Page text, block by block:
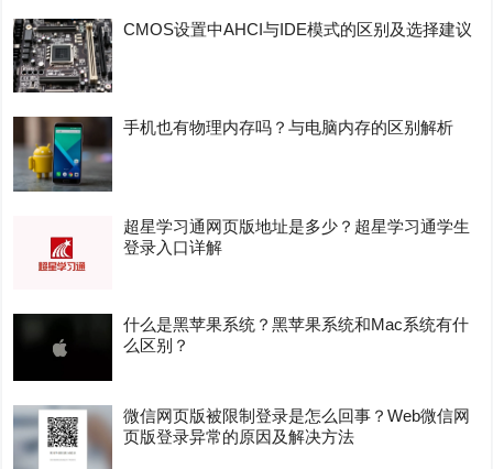
CMOS设置中AHCI与IDE模式的区别及选择建议
手机也有物理内存吗？与电脑内存的区别解析
超星学习通网页版地址是多少？超星学习通学生
登录入口详解
什么是黑苹果系统？黑苹果系统和Mac系统有什
么区别？
微信网页版被限制登录是怎么回事？Web微信网
页版登录异常的原因及解决方法